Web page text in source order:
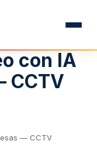
con IA
CCTV
— CCTV